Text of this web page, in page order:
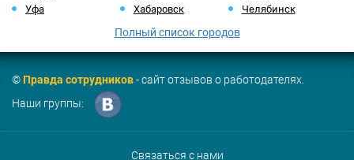
Уфа
Хабаровск Челябинск
Полный список городов
©Правда сотрудников- сайт отзывов о работодателях.
Наши группы:
Связаться с нами